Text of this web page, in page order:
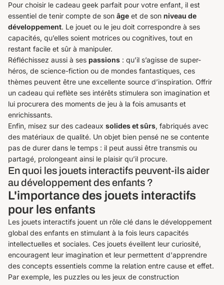
Pour choisir le cadeau geek parfait pour votre enfant, il est
essentiel de tenir compte de son âge et de son niveau de
développement. Le jouet ou le jeu doit correspondre à ses
capacités, qu’elles soient motrices ou cognitives, tout en
restant facile et sûr à manipuler.
Réfléchissez aussi à ses passions : qu’il s’agisse de super-
héros, de science-fiction ou de mondes fantastiques, ces
thèmes peuvent être une excellente source d’inspiration. Offrir
un cadeau qui reflète ses intérêts stimulera son imagination et
lui procurera des moments de jeu à la fois amusants et
enrichissants.
Enfin, misez sur des cadeaux solides et sûrs, fabriqués avec
des matériaux de qualité. Un objet bien pensé ne se contente
pas de durer dans le temps : il peut aussi être transmis ou
partagé, prolongeant ainsi le plaisir qu’il procure.
En quoi les jouets interactifs peuvent-ils aider
au développement des enfants ?
L'importance des jouets interactifs
pour les enfants
Les jouets interactifs jouent un rôle clé dans le développement
global des enfants en stimulant à la fois leurs capacités
intellectuelles et sociales. Ces jouets éveillent leur curiosité,
encouragent leur imagination et leur permettent d'apprendre
des concepts essentiels comme la relation entre cause et effet.
Par exemple, les puzzles ou les jeux de construction